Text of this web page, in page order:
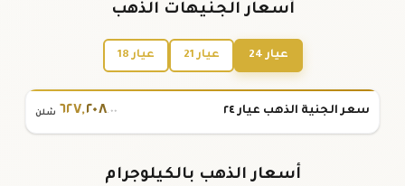
أسعار الجنيهات الذهب
عيار 24 عيار 21 عيار 18
سعر الجنية الذهب عيار ٢٤ ٦٢٧,٢٠٨.٠٠ شلن
أسعار الذهب بالكيلوجرام